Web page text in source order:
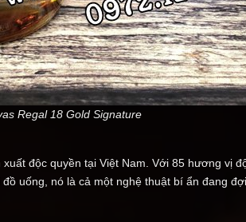
Regal 18 Gold Signature
độc quyền tại Việt Nam. Với 85 hương vị
uống, nó là cả một nghệ thuật bí ẩn đang